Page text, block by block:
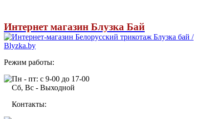
Интернет магазин Блузка Бай
Режим работы:
Пн - пт: с 9-00 до 17-00
Сб, Вс - Выходной
Контакты: